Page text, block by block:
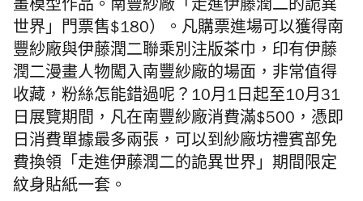
畫模型作品。南豐紗廠「走進伊藤潤二的詭異
世界」門票售$180）。凡購票進場可以獲得南
豐紗廠與伊藤潤二聯乘別注版茶巾，印有伊藤
潤二漫畫人物闖入南豐紗廠的場面，非常值得
收藏，粉絲怎能錯過呢？10月1日起至10月31
日展覽期間，凡在南豐紗廠消費滿$500，憑即
日消費單據最多兩張，可以到紗廠坊禮賓部免
費換領「走進伊藤潤二的詭異世界」期間限定
紋身貼紙一套。